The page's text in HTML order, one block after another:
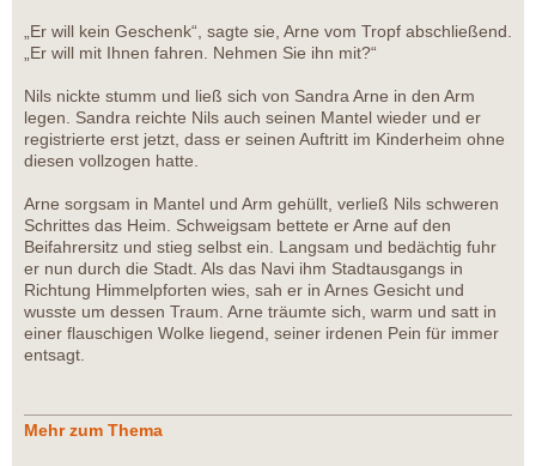
„Er will kein Geschenk“, sagte sie, Arne vom Tropf abschließend.
„Er will mit Ihnen fahren. Nehmen Sie ihn mit?“
Nils nickte stumm und ließ sich von Sandra Arne in den Arm
legen. Sandra reichte Nils auch seinen Mantel wieder und er
registrierte erst jetzt, dass er seinen Auftritt im Kinderheim ohne
diesen vollzogen hatte.
Arne sorgsam in Mantel und Arm gehüllt, verließ Nils schweren
Schrittes das Heim. Schweigsam bettete er Arne auf den
Beifahrersitz und stieg selbst ein. Langsam und bedächtig fuhr
er nun durch die Stadt. Als das Navi ihm Stadtausgangs in
Richtung Himmelpforten wies, sah er in Arnes Gesicht und
wusste um dessen Traum. Arne träumte sich, warm und satt in
einer flauschigen Wolke liegend, seiner irdenen Pein für immer
entsagt.
Mehr zum Thema